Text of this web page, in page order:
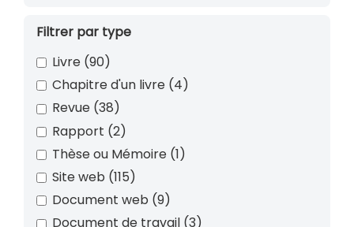
Filtrer par type
Livre (90)
Chapitre d'un livre (4)
Revue (38)
Rapport (2)
Thèse ou Mémoire (1)
Site web (115)
Document web (9)
Document de travail (3)